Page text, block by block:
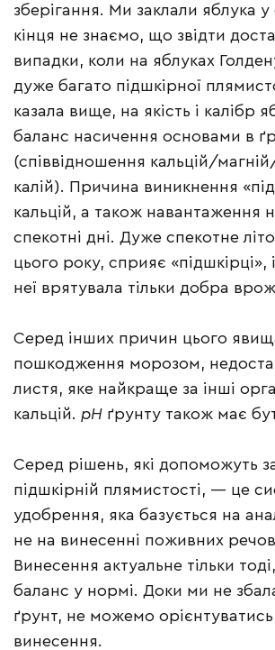
зберігання. Ми заклали яблука
кінця не знаємо, що звідти
випадки, коли на яблуках
дуже багато підшкірної
казала вище, на якість і калібр
баланс насичення основами в
(співвідношення кальцій/
калій). Причина виникнення
кальцій, а також навантаження
спекотні дні. Дуже спекотне
цього року, сприяє «підшкірці»,
неї врятувала тільки добра
Серед інших причин цього
пошкодження морозом,
листя, яке найкраще за інші
кальцій. pH ґрунту також має
Серед рішень, які допоможуть
підшкірній плямистості, — це
удобрення, яка базується на
не на винесенні поживних
Винесення актуальне тільки
баланс у нормі. Доки ми не
ґрунт, не можемо орієнтуватись
винесення.